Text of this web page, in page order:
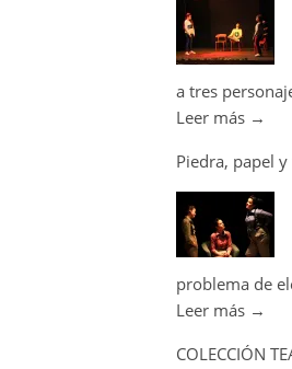
a tres
Leer más →
Piedra, papel
problema de
Leer más →
COLECCIÓN